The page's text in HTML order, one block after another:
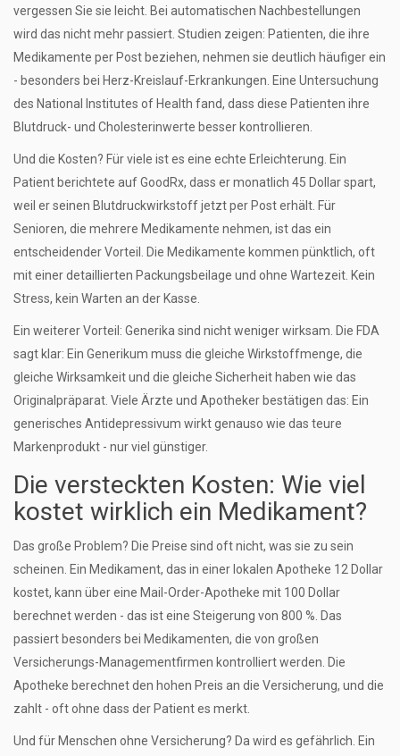
vergessen Sie sie leicht. Bei automatischen Nachbestellungen
wird das nicht mehr passiert. Studien zeigen: Patienten, die ihre
Medikamente per Post beziehen, nehmen sie deutlich häufiger ein
- besonders bei Herz-Kreislauf-Erkrankungen. Eine Untersuchung
des National Institutes of Health fand, dass diese Patienten ihre
Blutdruck- und Cholesterinwerte besser kontrollieren.
Und die Kosten? Für viele ist es eine echte Erleichterung. Ein
Patient berichtete auf GoodRx, dass er monatlich 45 Dollar spart,
weil er seinen Blutdruckwirkstoff jetzt per Post erhält. Für
Senioren, die mehrere Medikamente nehmen, ist das ein
entscheidender Vorteil. Die Medikamente kommen pünktlich, oft
mit einer detaillierten Packungsbeilage und ohne Wartezeit. Kein
Stress, kein Warten an der Kasse.
Ein weiterer Vorteil: Generika sind nicht weniger wirksam. Die FDA
sagt klar: Ein Generikum muss die gleiche Wirkstoffmenge, die
gleiche Wirksamkeit und die gleiche Sicherheit haben wie das
Originalpräparat. Viele Ärzte und Apotheker bestätigen das: Ein
generisches Antidepressivum wirkt genauso wie das teure
Markenprodukt - nur viel günstiger.
Die versteckten Kosten: Wie viel
kostet wirklich ein Medikament?
Das große Problem? Die Preise sind oft nicht, was sie zu sein
scheinen. Ein Medikament, das in einer lokalen Apotheke 12 Dollar
kostet, kann über eine Mail-Order-Apotheke mit 100 Dollar
berechnet werden - das ist eine Steigerung von 800 %. Das
passiert besonders bei Medikamenten, die von großen
Versicherungs-Managementfirmen kontrolliert werden. Die
Apotheke berechnet den hohen Preis an die Versicherung, und die
zahlt - oft ohne dass der Patient es merkt.
Und für Menschen ohne Versicherung? Da wird es gefährlich. Ein